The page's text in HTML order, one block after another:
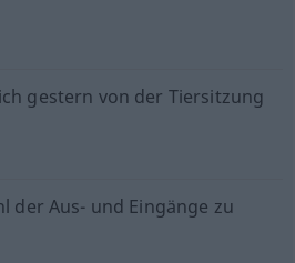
gestern von der Tiersitzung
der Aus- und Eingänge zu